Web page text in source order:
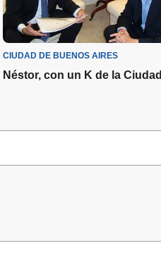
CIUDAD DE BUENOS AIRES
Néstor, con un K de la Ciudad